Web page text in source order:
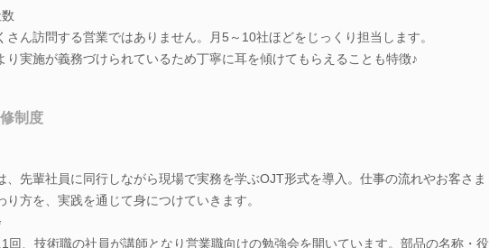
さん訪問する営業ではありません。月5～10社ほどをじっくり担当します。
り実施が義務づけられているため丁寧に耳を傾けてもらえることも特徴♪
制度
、先輩社員に同行しながら現場で実務を学ぶOJT形式を導入。仕事の流れやお客さま
り方を、実践を通じて身につけていきます。
回、技術職の社員が講師となり営業職向けの勉強会を開いています。部品の名称・役